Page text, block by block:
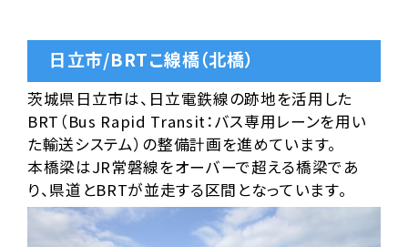
日立市/BRTこ線橋（北橋）
茨城県日立市は、日立電鉄線の跡地を活用した
BRT（Bus Rapid Transit：バス専用レーンを用い
た輸送システム）の整備計画を進めています。
本橋梁はJR常磐線をオーバーで超える橋梁であ
り、県道とBRTが並走する区間となっています。